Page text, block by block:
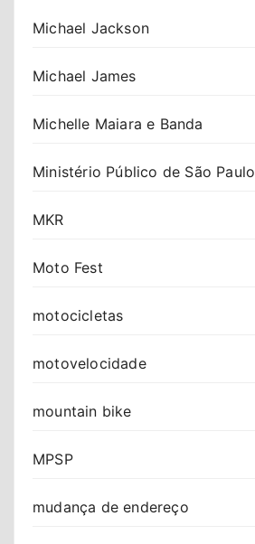
Michael Jackson
Michael James
Michelle Maiara e Banda
Ministério Público de São Paulo
MKR
Moto Fest
motocicletas
motovelocidade
mountain bike
MPSP
mudança de endereço